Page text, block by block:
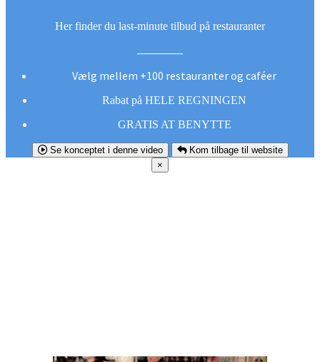
Her finder du last-minute tilbud på restauranter
Vælg mellem +100 restauranter og caféer
Rabat på HELE REGNINGEN
GRATIS AT BENYTTE
Se konceptet i denne video
Kom tilbage til website
×